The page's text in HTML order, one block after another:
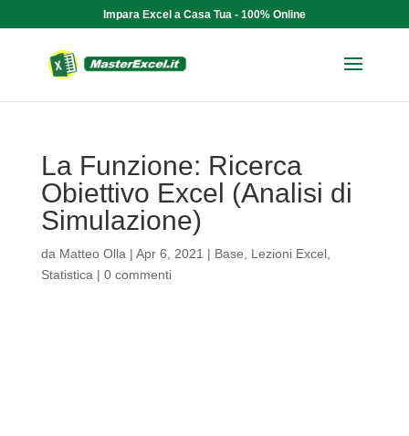
Impara Excel a Casa Tua - 100% Online
La Funzione: Ricerca
Obiettivo Excel (Analisi di
Simulazione)
da Matteo Olla | Apr 6, 2021 | Base Lezioni Excel,
Statistica | 0 commenti